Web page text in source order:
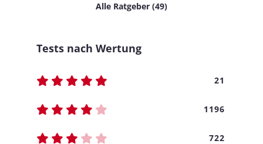
Alle Ratgeber (49)
Tests nach Wertung
21
1196
722